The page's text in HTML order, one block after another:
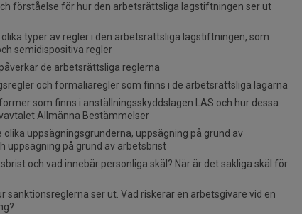
förståelse för hur den arbetsrättsliga lagstiftningen ser ut
typer av regler i den arbetsrättsliga lagstiftningen, som
semidispositiva regler
de arbetsrättsliga reglerna
och formaliaregler som finns i de arbetsrättsliga lagarna
som finns i anställningsskyddslagen LAS och hur dessa
Allmänna Bestämmelser
olika uppsägningsgrunderna, uppsägning på grund av
uppsägning på grund av arbetsbrist
och vad innebär personliga skäl? När är det sakliga skäl för
sanktionsreglerna ser ut. Vad riskerar en arbetsgivare vid en